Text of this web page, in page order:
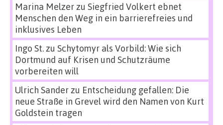
Marina Melzerzu Siegfried Volkert ebnet
Menschen den Weg in ein barrierefreies und
inklusives Leben
Ingo St.zu Schytomyr als Vorbild: Wie sich
Dortmund auf Krisen und Schutzräume
vorbereiten will
Ulrich Sanderzu Entscheidung gefallen: Die
neue Straße in Grevel wird den Namen von Kurt
Goldstein tragen